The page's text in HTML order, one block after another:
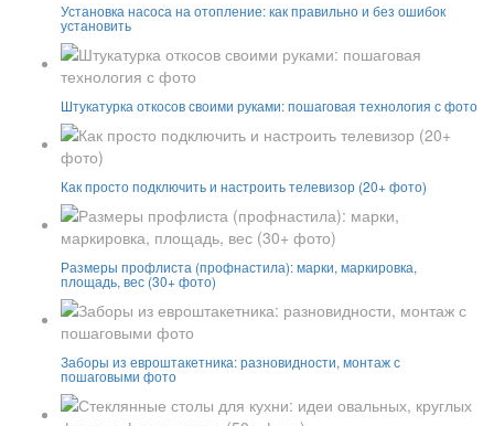
Установка насоса на отопление: как правильно и без ошибок
установить
Штукатурка откосов своими руками: пошаговая технология с фото
Как просто подключить и настроить телевизор (20+ фото)
Размеры профлиста (профнастила): марки, маркировка,
площадь, вес (30+ фото)
Заборы из евроштакетника: разновидности, монтаж с
пошаговыми фото